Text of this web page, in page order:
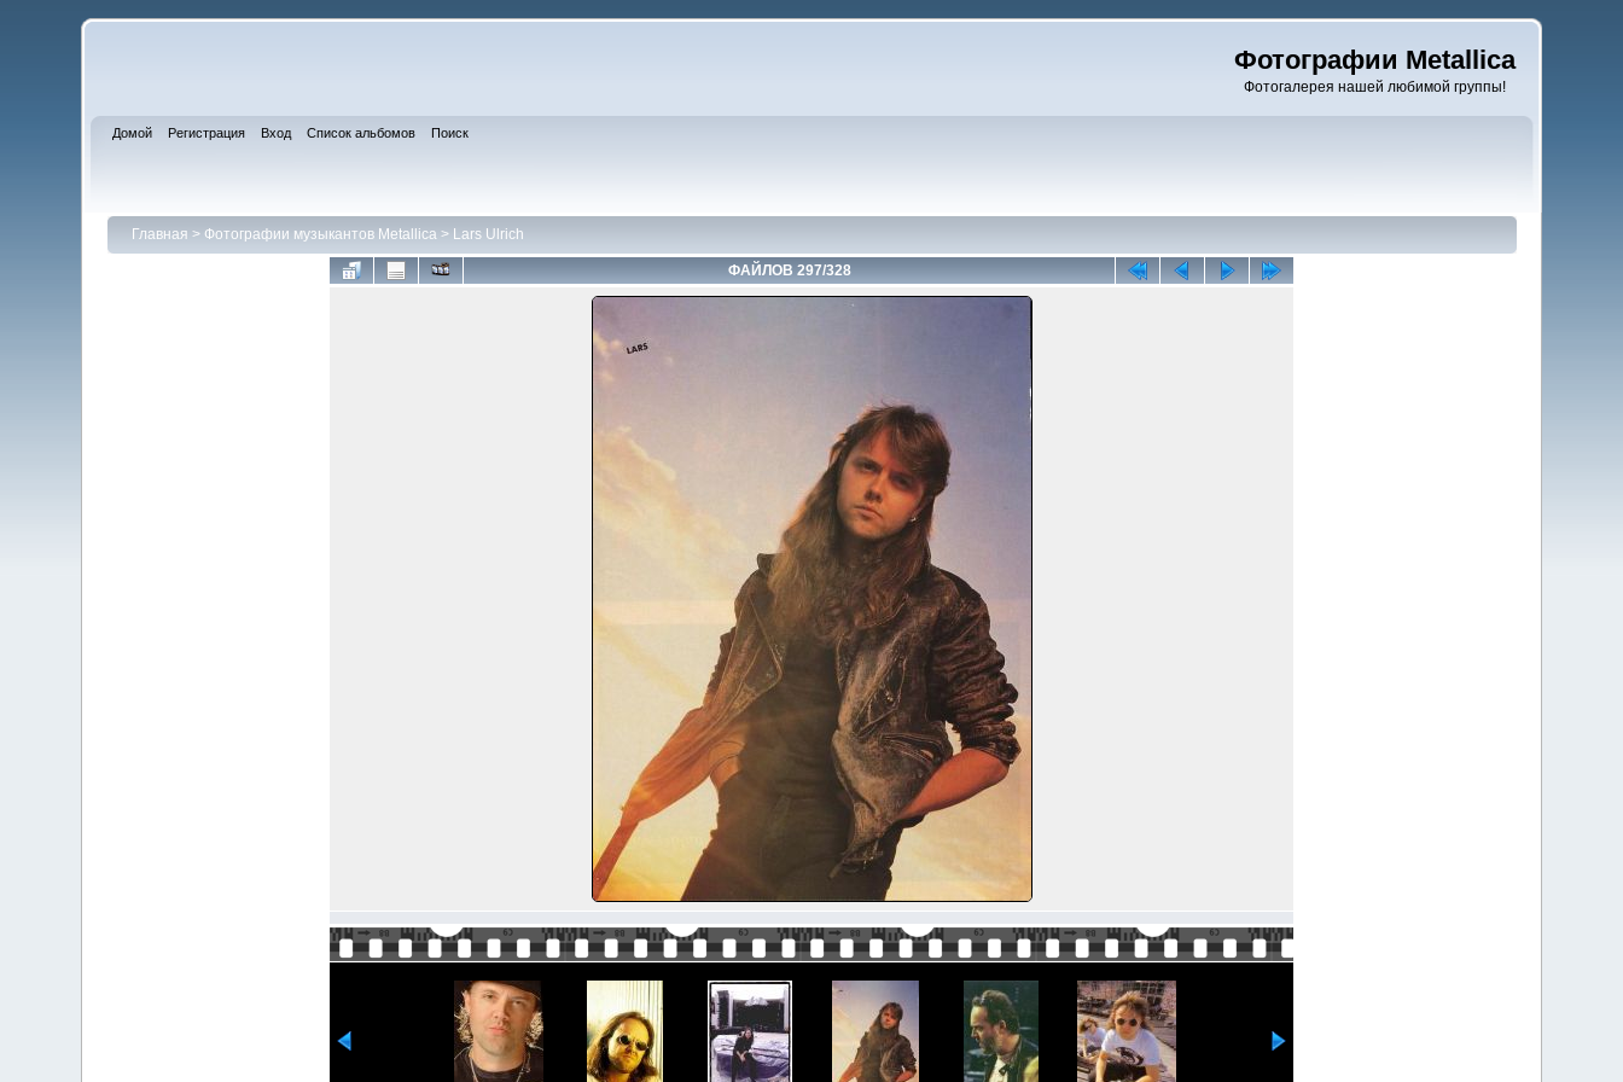
Фотографии Metallica
Фотогалерея нашей любимой группы!
Домой Регистрация Вход Список альбомов Поиск
Главная > Фотографии музыкантов Metallica> Lars Ulrich
ФАЙЛОВ 297/328